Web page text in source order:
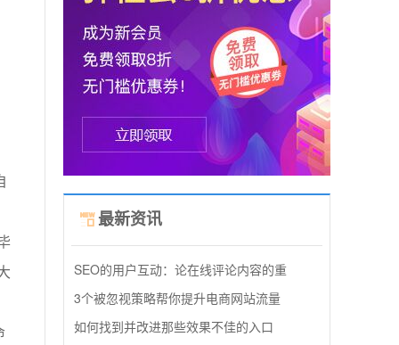
最新资讯
SEO的用户互动：论在线评论内容的重
3个被忽视策略帮你提升电商网站流量
如何找到并改进那些效果不佳的入口